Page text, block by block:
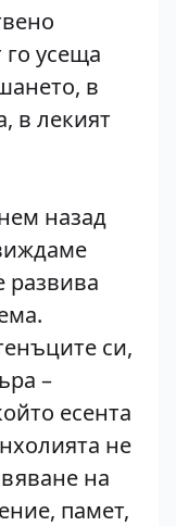
го усеща
в
в лекият
назад
развива
си,
–
есента
не
на
памет,